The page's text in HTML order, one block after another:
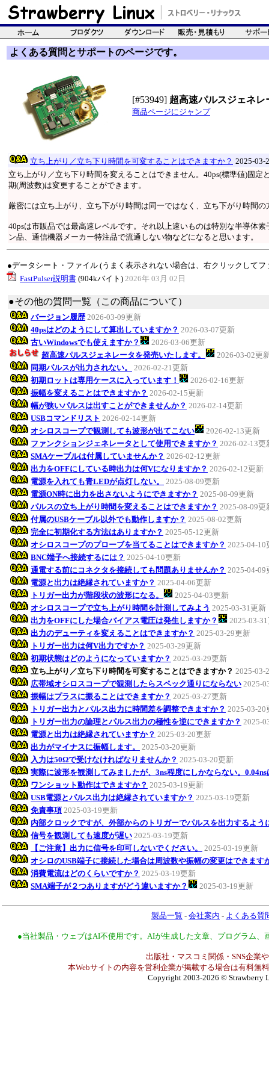
よくある質問とサポートのページです。
[#53949] 超高速パルスジェネレ
商品ページにジャンプ
立ち上がり／立ち下り時間を可変することはできますか？ 2025-03-
立ち上がり／立ち下り時間を変えることはできません。40ps(標準値)固
期(周波数)は変更することができます。
厳密には立ち上がり、立ち下がり時間は同一ではなく、立ち下がり時間
40psは市販品では最高速レベルです。それ以上速いものは特別な半導体
ン品、通信機器メーカー特注品で流通しない物などになると思います。
●データシート・ファイル (うまく表示されない場合は、右クリックして
FastPulser説明書 (904kバイト) 2026年 03月 02日
●その他の質問一覧（この商品について）
バージョン履歴 2026-03-09更新
40psはどのようにして算出していますか？ 2026-03-07更新
古いWindowsでも使えますか？
2026-03-06更新
超高速パルスジェネレータを発売いたします。
2026-03-02更
同期パルスが出力されない。
2026-02-21更新
初期ロットは専用ケースに入っています！
2026-02-16更新
振幅を変えることはできますか？ 2026-02-15更新
幅が狭いパルスは出すことができませんか？ 2026-02-14更新
USBコマンドリスト 2026-02-14更新
オシロスコープで観測しても波形が出てこない
2026-02-13更新
ファンクションジェネレータとして使用できますか？ 2026-02-13更
SMAケーブルは付属していませんか？ 2026-02-12更新
出力をOFFにしている時出力は何Vになりますか？ 2026-02-12更新
電源を入れても青LEDが点灯しない。
2025-08-09更新
電源ON時に出力を出さないようにできますか？ 2025-08-09更新
パルスの立ち上がり時間を変えることはできますか？ 2025-08-09更
付属のUSBケーブル以外でも動作しますか？ 2025-08-02更新
完全に初期化する方法はありますか？ 2025-05-12更新
オシロスコープのプローブを当てることはできますか？ 2025-04-10
BNC端子へ接続するには？ 2025-04-10更新
通電する前にコネクタを接続しても問題ありませんか？ 2025-04-09
電源と出力は絶縁されていますか？ 2025-04-06更新
トリガー出力が階段状の波形になる。
2025-04-03更新
オシロスコープで立ち上がり時間を計測してみよう 2025-03-31更新
出力をOFFにした場合バイアス電圧は発生しますか？
2025-03-
出力のデューティを変えることはできますか？ 2025-03-29更新
トリガー出力は何V出力ですか？ 2025-03-29更新
初期状態はどのようになっていますか？ 2025-03-29更新
立ち上がり／立ち下り時間を可変することはできますか？ 2025-03-
広帯域オシロスコープで観測したらスペック通りにならない 2025-
振幅はプラスに振ることはできますか？ 2025-03-27更新
トリガー出力とパルス出力に時間差を調整できますか？ 2025-03-20
トリガー出力の論理とパルス出力の極性を逆にできますか？ 2025-
電源と出力は絶縁されていますか？ 2025-03-20更新
出力がマイナスに振幅します。
2025-03-20更新
入力は50Ωで受けなければなりませんか？ 2025-03-20更新
実際に波形を観測してみましたが、3ns程度にしかならない。
ワンショット動作はできますか？ 2025-03-19更新
USB電源とパルス出力は絶縁されていますか？ 2025-03-19更新
免責事項 2025-03-19更新
内部クロックですが、外部からのトリガーでパルスを出力するよう
信号を観測しても速度が遅い 2025-03-19更新
【ご注意】出力に信号を印可しないでください。
2025-03-19更新
オシロのUSB端子に接続した場合は周波数や振幅の変更はできます
消費電流はどのくらいですか？ 2025-03-19更新
SMA端子が２つありますがどう違いますか？
2025-03-19更新
製品一覧 - 会社案内 - よくある質
●当社製品・ウェブはAI不使用です。AIが生成した文章、プログラム
出版社・マスコミ関係・SNS企業
本Webサイトの内容を営利企業が掲載する場合は有料無
Copyright 2003-2026 © Strawberry